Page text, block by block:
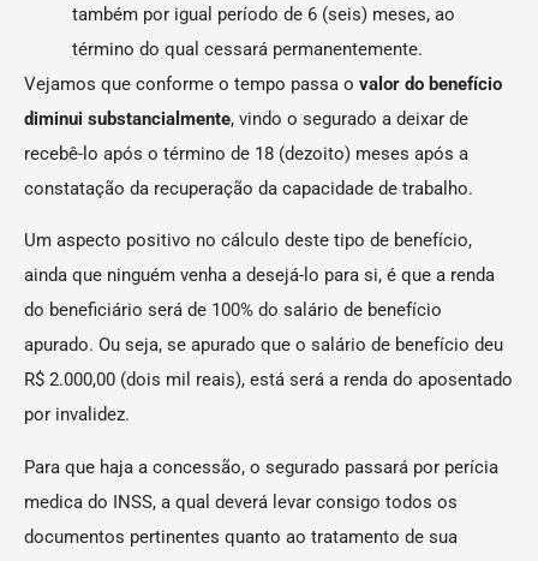
também por igual período de 6 (seis) meses, ao
término do qual cessará permanentemente.
Vejamos que conforme o tempo passa o valor do benefício
diminui substancialmente, vindo o segurado a deixar de
recebê-lo após o término de 18 (dezoito) meses após a
constatação da recuperação da capacidade de trabalho.
Um aspecto positivo no cálculo deste tipo de benefício,
ainda que ninguém venha a desejá-lo para si, é que a renda
do beneficiário será de 100% do salário de benefício
apurado. Ou seja, se apurado que o salário de benefício deu
R$ 2.000,00 (dois mil reais), está será a renda do aposentado
por invalidez.
Para que haja a concessão, o segurado passará por perícia
medica do INSS, a qual deverá levar consigo todos os
documentos pertinentes quanto ao tratamento de sua